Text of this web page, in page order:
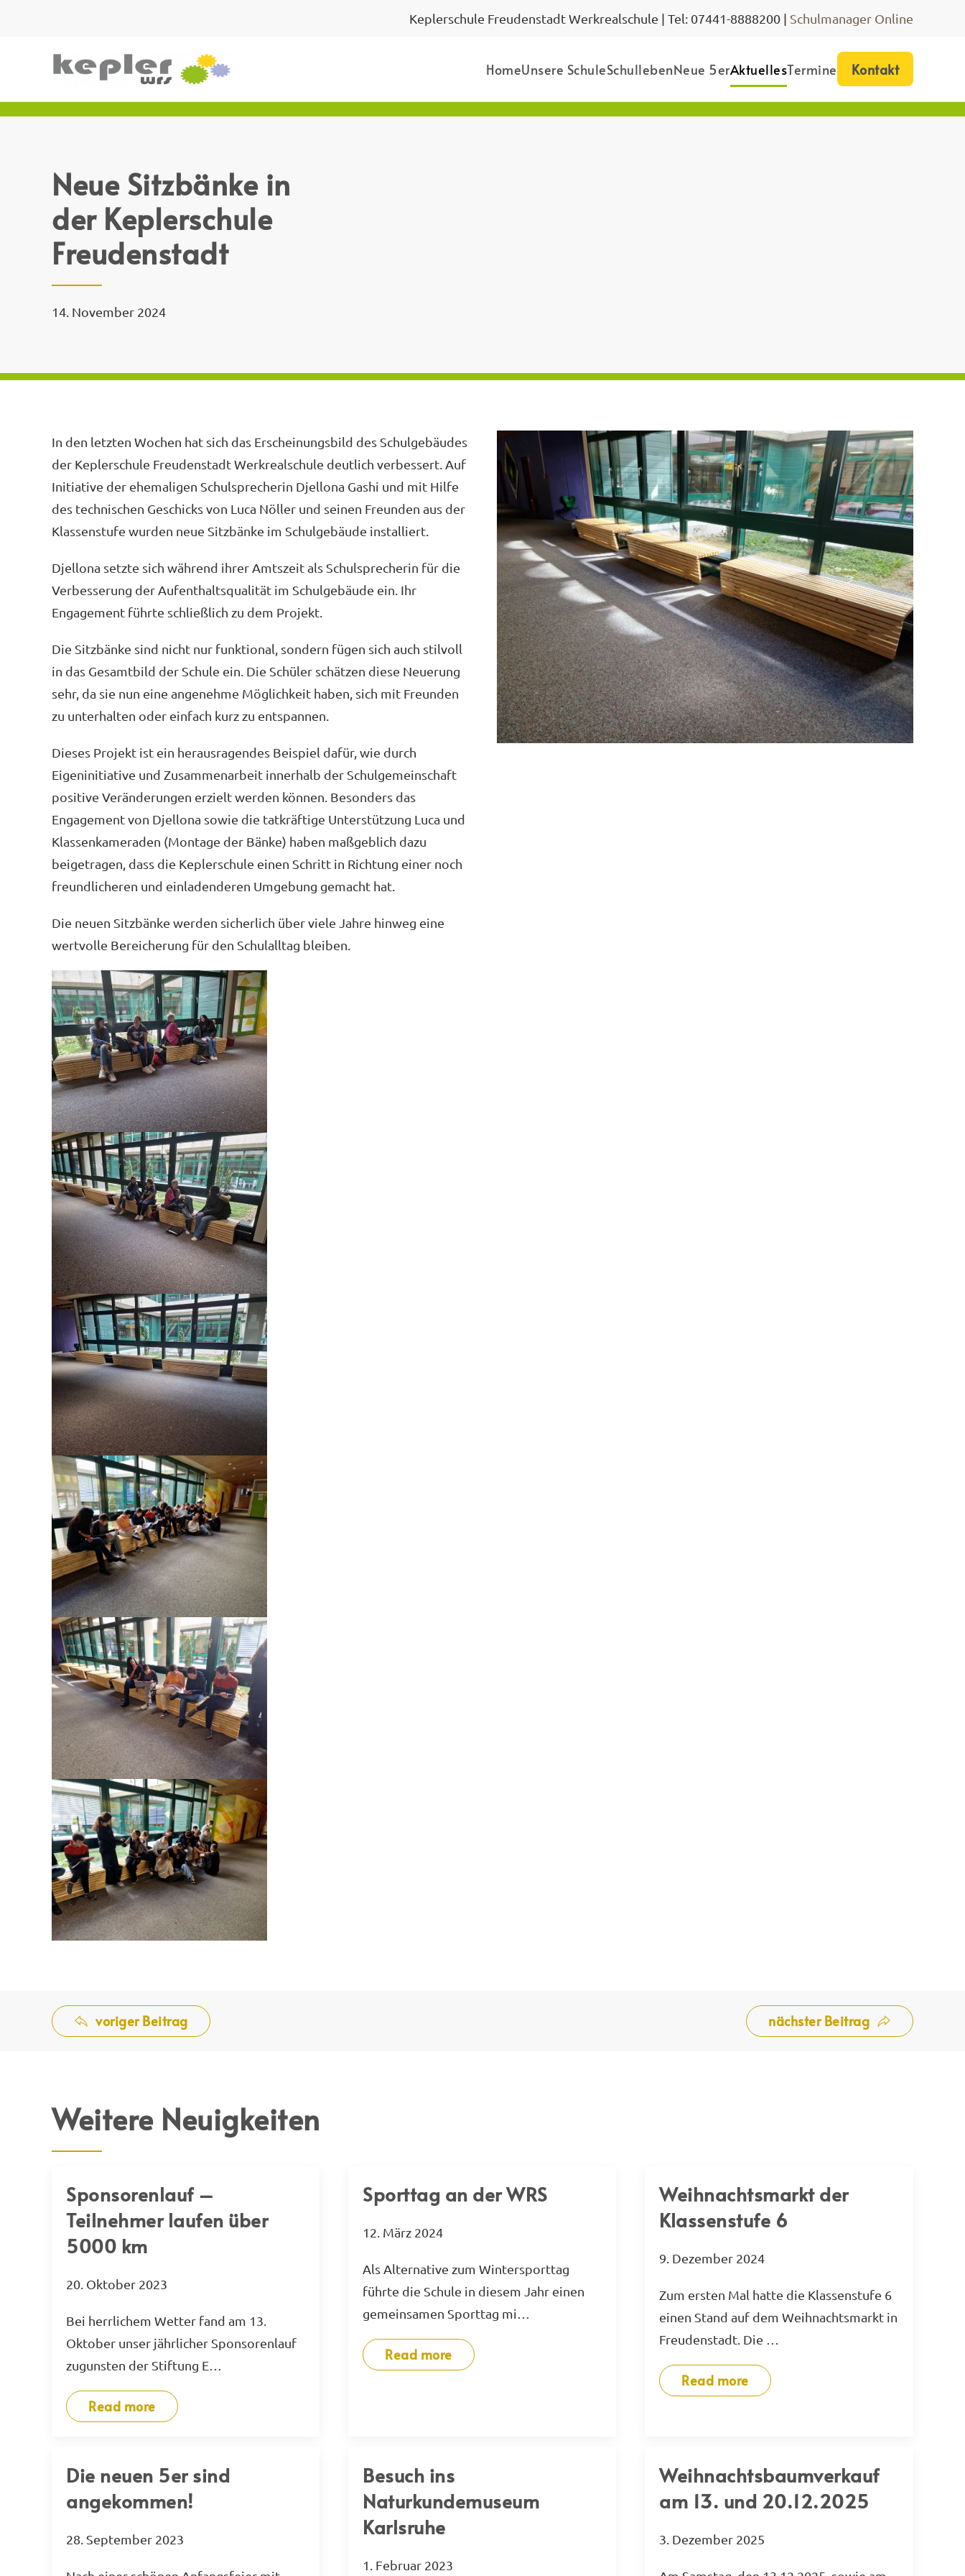
Keplerschule Freudenstadt Werkrealschule | Tel: 07441-8888200 | Schulmanager Online
HomeUnsere SchuleSchullebenNeue 5erAktuellesTermine Kontakt
Neue Sitzbänke in
der Keplerschule
Freudenstadt
In den letzten Wochen hat sich das Erscheinungsbild des Schulgebäudes
der Keplerschule Freudenstadt Werkrealschule deutlich verbessert. Auf
Initiative der ehemaligen Schulsprecherin Djellona Gashi und mit Hilfe
des technischen Geschicks von Luca Nöller und seinen Freunden aus der
Djellona setzte sich während ihrer Amtszeit als Schulsprecherin für die
Verbesserung der Aufenthaltsqualität im Schulgebäude ein. Ihr
Die Sitzbänke sind nicht nur funktional, sondern fügen sich auch stilvoll
in das Gesamtbild der Schule ein. Die Schüler schätzen diese Neuerung
sehr, da sie nun eine angenehme Möglichkeit haben, sich mit Freunden
Dieses Projekt ist ein herausragendes Beispiel dafür, wie durch
Eigeninitiative und Zusammenarbeit innerhalb der Schulgemeinschaft
positive Veränderungen erzielt werden können. Besonders das
Engagement von Djellona sowie die tatkräftige Unterstützung Luca und
Klassenkameraden (Montage der Bänke) haben maßgeblich dazu
beigetragen, dass die Keplerschule einen Schritt in Richtung einer noch
Die neuen Sitzbänke werden sicherlich über viele Jahre hinweg eine
voriger Beitrag nächster Beitrag
Weitere Neuigkeiten
Sponsorenlauf –
Teilnehmer laufen über
Bei herrlichem Wetter fand am 13.
Oktober unser jährlicher Sponsorenlauf
Read more
Als Alternative zum Wintersporttag
führte die Schule in diesem Jahr einen
Read more
Weihnachtsmarkt der
Zum ersten Mal hatte die Klassenstufe 6
einen Stand auf dem Weihnachtsmarkt in
Read more
Die neuen 5er sind
Besuch ins
Naturkundemuseum
Weihnachtsbaumverkauf